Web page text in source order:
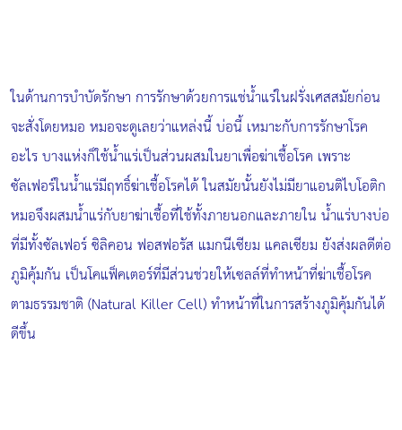
ในด้านการบำบัดรักษา การรักษาด้วยการแช่น้ำแร่ในฝรั่งเศสสมัยก่อน
จะสั่งโดยหมอ หมอจะดูเลยว่าแหล่งนี้ บ่อนี้ เหมาะกับการรักษาโรค
อะไร บางแห่งก็ใช้น้ำแร่เป็นส่วนผสมในยาเพื่อฆ่าเชื้อโรค เพราะ
ซัลเฟอร์ในน้ำแร่มีฤทธิ์ฆ่าเชื้อโรคได้ ในสมัยนั้นยังไม่มียาแอนติไบโอติก
หมอจึงผสมน้ำแร่กับยาฆ่าเชื้อที่ใช้ทั้งภายนอกและภายใน น้ำแร่บางบ่อ
ที่มีทั้งซัลเฟอร์ ซิลิคอน ฟอสฟอรัส แมกนีเซียม แคลเซียม ยังส่งผลดีต่อ
ภูมิคุ้มกัน เป็นโคแฟ็คเตอร์ที่มีส่วนช่วยให้เซลล์ที่ทำหน้าที่ฆ่าเชื้อโรค
ตามธรรมชาติ (Natural Killer Cell) ทำหน้าที่ในการสร้างภูมิคุ้มกันได้
ดีขึ้น